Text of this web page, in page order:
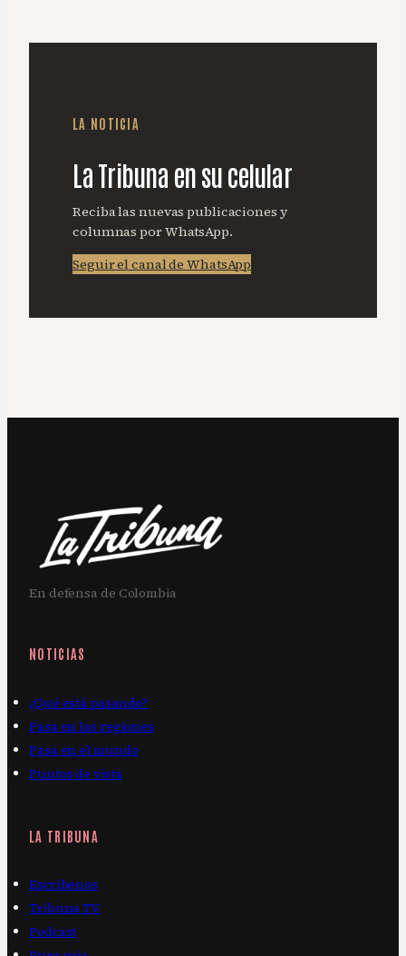
LA NOTICIA
La Tribuna en su celular
Reciba las nuevas publicaciones y
columnas por WhatsApp.
Seguir el canal de WhatsApp
En defensa de Colombia
NOTICIAS
¿Qué está pasando?
Pasa en las regiones
Pasa en el mundo
Puntos de vista
LA TRIBUNA
Escríbenos
Tribuna TV
Podcast